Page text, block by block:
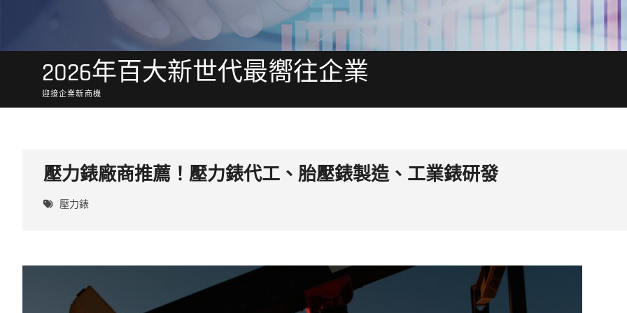
2026年百大新世代最嚮往企業
迎接企業新商機
壓力錶廠商推薦！壓力錶代工、胎壓錶製造、工業錶研發
壓力錶​​​​​​​